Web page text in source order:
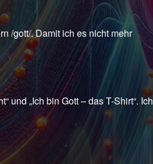
/gott/. Damit ich es nicht mehr
und „Ich bin Gott – das T-Shirt“. Ich